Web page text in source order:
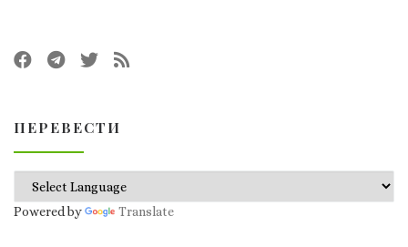
ПЕРЕВЕСТИ
Powered by Translate